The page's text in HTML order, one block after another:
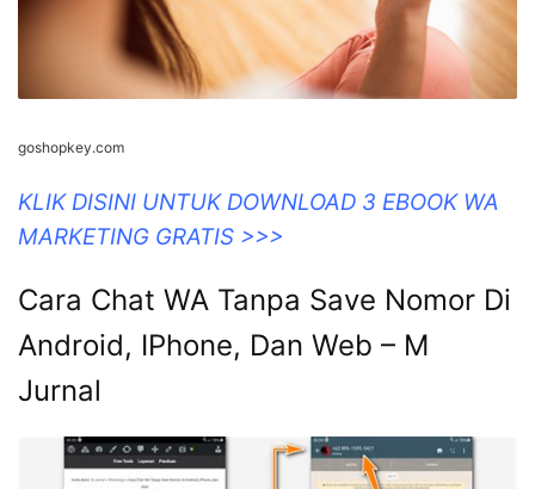
goshopkey.com
KLIK DISINI UNTUK DOWNLOAD 3 EBOOK WA
MARKETING GRATIS >>>
Cara Chat WA Tanpa Save Nomor Di
Android, IPhone, Dan Web – M
Jurnal